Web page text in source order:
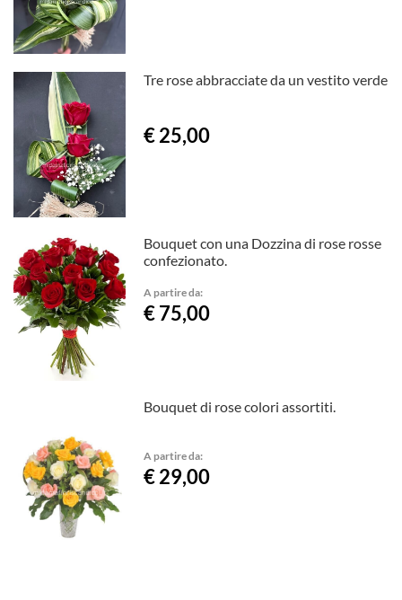
Tre rose abbracciate da un vestito verde
€ 25,00
Bouquet con una Dozzina di rose rosse
confezionato.
A partire da:
€ 75,00
Bouquet di rose colori assortiti.
A partire da:
€ 29,00